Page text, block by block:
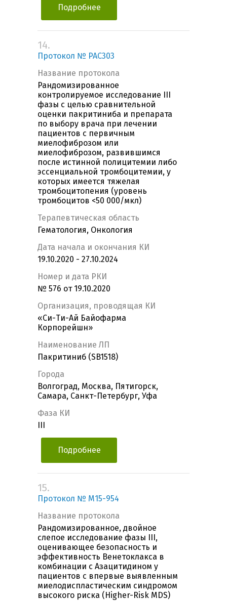
Подробнее
14.
Протокол № PAC303
Название протокола
Рандомизированное
контролируемое исследование III
фазы с целью сравнительной
оценки пакритиниба и препарата
по выбору врача при лечении
пациентов с первичным
миелофиброзом или
миелофиброзом, развившимся
после истинной полицитемии либо
эссенциальной тромбоцитемии, у
которых имеется тяжелая
тромбоцитопения (уровень
тромбоцитов <50 000/мкл)
Терапевтическая область
Гематология, Онкология
Дата начала и окончания КИ
19.10.2020 - 27.10.2024
Номер и дата РКИ
№ 576 от 19.10.2020
Организация, проводящая КИ
«Си-Ти-Ай Байофарма
Корпорейшн»
Наименование ЛП
Пакритиниб (SB1518)
Города
Волгоград, Москва, Пятигорск,
Самара, Санкт-Петербург, Уфа
Фаза КИ
Подробнее
15.
Протокол № M15-954
Название протокола
Рандомизированное, двойное
слепое исследование фазы III,
оценивающее безопасность и
эффективность Венетоклакса в
комбинации с Азацитидином у
пациентов с впервые выявленным
миелодиспластическим синдромом
высокого риска (Higher-Risk MDS)